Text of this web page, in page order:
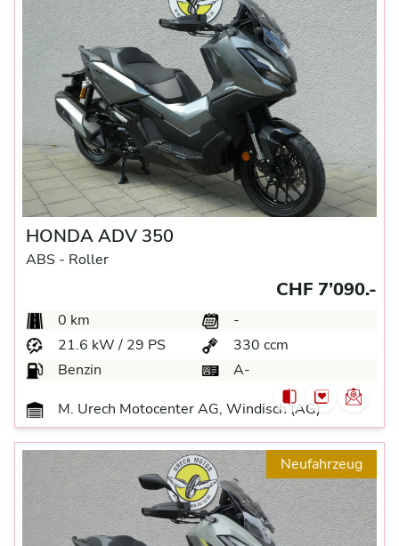
HONDA ADV 350
ABS - Roller
CHF 7’090.-
0 km
-
21.6 kW / 29 PS
330 ccm
Benzin
A-
M. Urech Motocenter AG, Windisch (AG)
Neufahrzeug